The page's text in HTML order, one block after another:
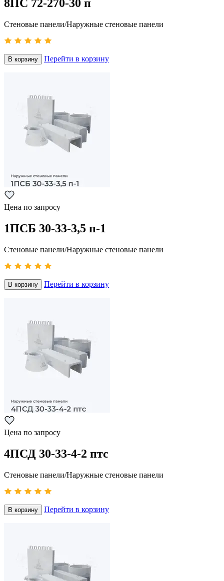
8ПС 72-270-30 п
Стеновые панели/Наружные стеновые панели
В корзину Перейти в корзину
Цена по запросу
1ПСБ 30-33-3,5 п-1
Стеновые панели/Наружные стеновые панели
В корзину Перейти в корзину
Цена по запросу
4ПСД 30-33-4-2 птс
Стеновые панели/Наружные стеновые панели
В корзину Перейти в корзину